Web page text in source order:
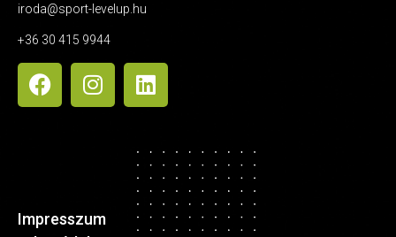
iroda@sport-levelup.hu
+36 30 415 9944
Impresszum